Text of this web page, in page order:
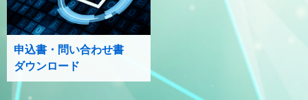
申込書・問い合わせ書
ダウンロード